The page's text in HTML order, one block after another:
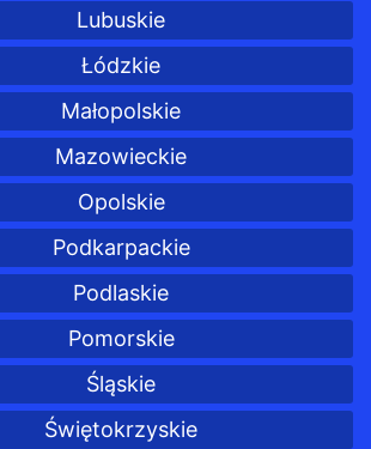
Lubuskie
Łódzkie
Małopolskie
Mazowieckie
Opolskie
Podkarpackie
Podlaskie
Pomorskie
Śląskie
Świętokrzyskie